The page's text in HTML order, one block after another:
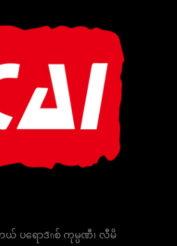
ပရောဒักစ် ကုမ္ပဏီ၊ လီမိ